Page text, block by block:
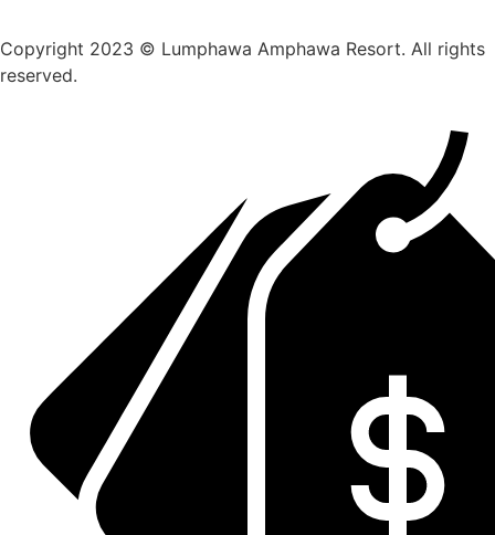
Copyright 2023 © Lumphawa Amphawa Resort. All rights
reserved.